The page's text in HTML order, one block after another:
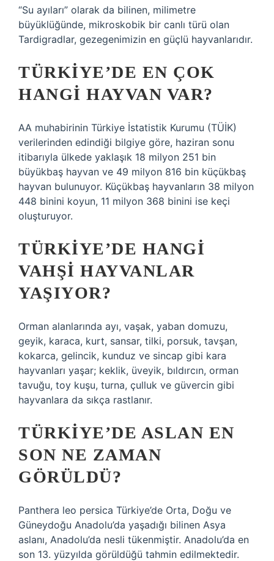
“Su ayıları” olarak da bilinen, milimetre
büyüklüğünde, mikroskobik bir canlı türü olan
Tardigradlar, gezegenimizin en güçlü hayvanlarıdır.
TÜRKIYE’DE EN ÇOK
HANGI HAYVAN VAR?
AA muhabirinin Türkiye İstatistik Kurumu (TÜİK)
verilerinden edindiği bilgiye göre, haziran sonu
itibarıyla ülkede yaklaşık 18 milyon 251 bin
büyükbaş hayvan ve 49 milyon 816 bin küçükbaş
hayvan bulunuyor. Küçükbaş hayvanların 38 milyon
448 binini koyun, 11 milyon 368 binini ise keçi
oluşturuyor.
TÜRKIYE’DE HANGI
VAHŞI HAYVANLAR
YAŞIYOR?
Orman alanlarında ayı, vaşak, yaban domuzu,
geyik, karaca, kurt, sansar, tilki, porsuk, tavşan,
kokarca, gelincik, kunduz ve sincap gibi kara
hayvanları yaşar; keklik, üveyik, bıldırcın, orman
tavuğu, toy kuşu, turna, çulluk ve güvercin gibi
hayvanlara da sıkça rastlanır.
TÜRKIYE’DE ASLAN EN
SON NE ZAMAN
GÖRÜLDÜ?
Panthera leo persica Türkiye’de Orta, Doğu ve
Güneydoğu Anadolu’da yaşadığı bilinen Asya
aslanı, Anadolu’da nesli tükenmiştir. Anadolu’da en
son 13. yüzyılda görüldüğü tahmin edilmektedir.